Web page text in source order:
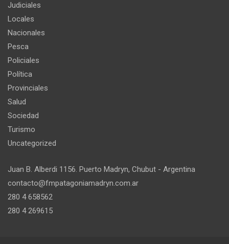
Judiciales
Locales
Nacionales
Pesca
Policiales
Política
Provinciales
Salud
Sociedad
Turismo
Uncategorized
Juan B. Alberdi 1156. Puerto Madryn, Chubut - Argentina
contacto@fmpatagoniamadryn.com.ar
280 4 658562
280 4 269615